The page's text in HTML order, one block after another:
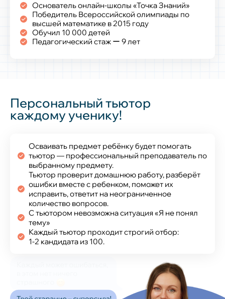
Основатель онлайн-школы «Точка Знаний»
Победитель Всероссийской олимпиады по
высшей математике в 2015 году
Обучил 10 000 детей
Педагогический стаж ー 9 лет
Персональный тьютор
каждому ученику!
Осваивать предмет ребёнку будет помогать
тьютор — профессиональный преподаватель по
выбранному предмету.
Тьютор проверит домашнюю работу, разберёт
ошибки вместе с ребенком, поможет их
исправить, ответит на неограниченное
количество вопросов.
С тьютором невозможна ситуация «Я не понял
тему»
Каждый тьютор проходит строгий отбор:
1‑2 кандидата из 100.